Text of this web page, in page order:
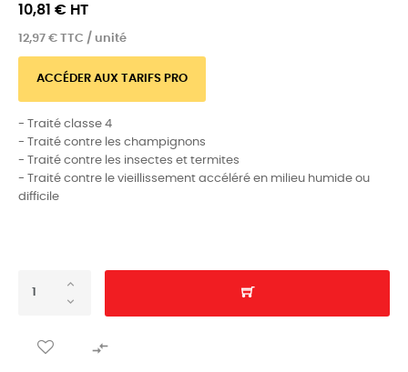
10,81 € HT
12,97 € TTC / unité
ACCÉDER AUX TARIFS PRO
- Traité classe 4
- Traité contre les champignons
- Traité contre les insectes et termites
- Traité contre le vieillissement accéléré en milieu humide ou
difficile
